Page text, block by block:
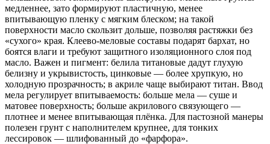
медленнее, зато формируют пластичную, менее
впитывающую пленку с мягким блеском; на такой
поверхности масло скользит дольше, позволяя растяжки без
«сухого» края. Клеево-меловые составы подарят бархат, но
боятся влаги и требуют защитного изоляционного слоя под
масло. Важен и пигмент: белила титановые дадут глухую
белизну и укрывистость, цинковые — более хрупкую, но
холодную прозрачность; в акриле чаще выбирают титан. Ввод
мела регулирует впитываемость: больше мела — суше и
матовее поверхность; больше акрилового связующего —
плотнее и менее впитывающая плёнка. Для пастозной манеры
полезен грунт с наполнителем крупнее, для тонких
лессировок — шлифованный до «фарфора».